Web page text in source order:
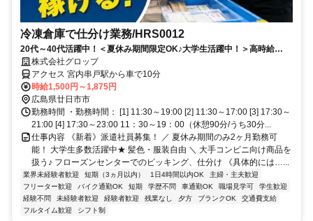
冷凍倉庫で仕分け業務/HRS0012
20代～40代活躍中！＜夏休み期間限定OK♪大学生活躍中！＞高時給
1500円～★未経験歓迎◎髪色・服装自由♪
株式会社グロップ
アクセス 宮内串戸駅から車で10分
時給1,500円～1,875円
広島県廿日市市
勤務時間 ・勤務時間： [1] 11:30～19:00 [2] 11:30～17:00 [3] 17:30～
21:00 [4] 17:30～23:00 11：30～19：00（休憩90分/うち30分...
仕事内容 《新着》派遣社員募集！ ／ 夏休み期間のみ2ヶ月勤務可
能！ 大学生多数活躍中★ 髪色・服装自由 ＼ 大手コンビニ向け商品を
扱う♪ フローズンセンターでのピッキング、仕分け 《具体的には…...
業界未経験者歓迎 短期（3ヵ月以内） 1日4時間以内OK
主婦・主夫歓迎
フリーター歓迎
バイク通勤OK 短期 学歴不問 車通勤OK 職場見学可
学生歓迎
経験不問
未経験者歓迎 経験者歓迎 残業なし 夕方 ブランクOK
交通費支給
フルタイム歓迎
シフト制